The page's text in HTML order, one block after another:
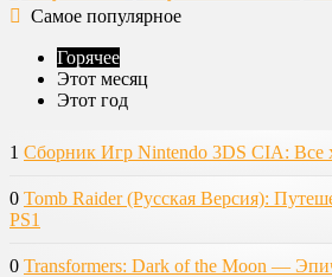
Самое популярное
Горячее
Этот месяц
Этот год
1 Сборник Игр Nintendo 3DS CIA: Все
0 Tomb Raider (Русская Версия):
PS1
0 Transformers: Dark of the Moon —